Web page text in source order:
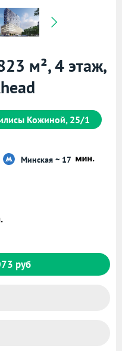
м², 4 этаж,
Кожиной, 25/1
Минская ~ 17
руб